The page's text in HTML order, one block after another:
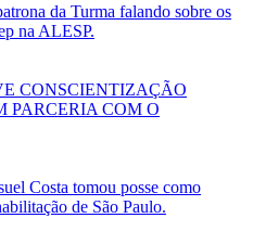
da Turma falando sobre os
na ALESP.
CONSCIENTIZAÇÃO
PARCERIA COM O
Costa tomou posse como
de São Paulo.